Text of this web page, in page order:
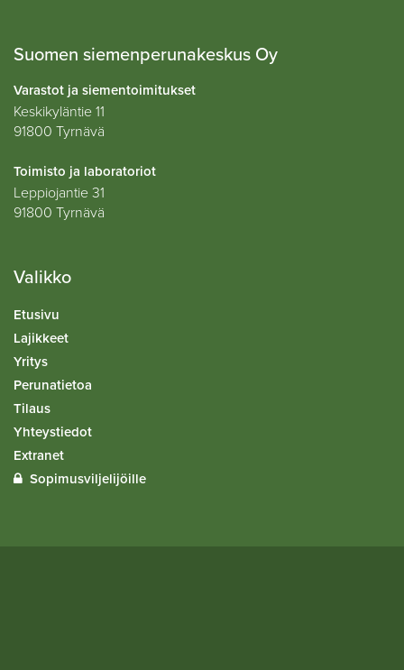
Suomen siemenperunakeskus Oy
Varastot ja siementoimitukset
Keskikyläntie 11
91800 Tyrnävä
Toimisto ja laboratoriot
Leppiojantie 31
91800 Tyrnävä
Valikko
Etusivu
Lajikkeet
Yritys
Perunatietoa
Tilaus
Yhteystiedot
Extranet
Sopimusviljelijöille